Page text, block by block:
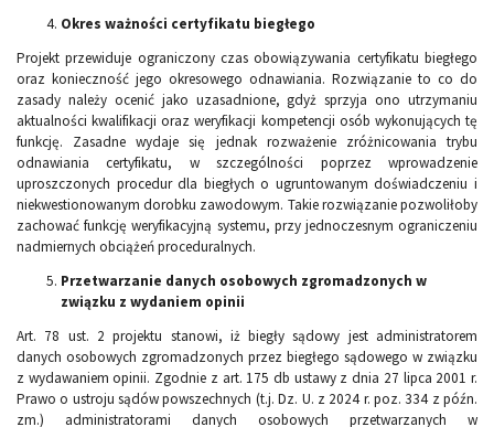
Okres ważności certyfikatu biegłego
Projekt przewiduje ograniczony czas obowiązywania certyfikatu biegłego
oraz konieczność jego okresowego odnawiania. Rozwiązanie to co do
zasady należy ocenić jako uzasadnione, gdyż sprzyja ono utrzymaniu
aktualności kwalifikacji oraz weryfikacji kompetencji osób wykonujących tę
funkcję. Zasadne wydaje się jednak rozważenie zróżnicowania trybu
odnawiania certyfikatu, w szczególności poprzez wprowadzenie
uproszczonych procedur dla biegłych o ugruntowanym doświadczeniu i
niekwestionowanym dorobku zawodowym. Takie rozwiązanie pozwoliłoby
zachować funkcję weryfikacyjną systemu, przy jednoczesnym ograniczeniu
nadmiernych obciążeń proceduralnych.
Przetwarzanie danych osobowych zgromadzonych w
związku z wydaniem opinii
Art. 78 ust. 2 projektu stanowi, iż biegły sądowy jest administratorem
danych osobowych zgromadzonych przez biegłego sądowego w związku
z wydawaniem opinii. Zgodnie z art. 175 db ustawy z dnia 27 lipca 2001 r.
Prawo o ustroju sądów powszechnych (t.j. Dz. U. z 2024 r. poz. 334 z późn.
zm.) administratorami danych osobowych przetwarzanych w